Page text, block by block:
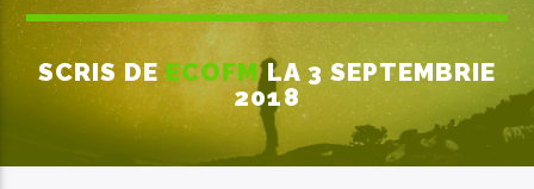
SCRIS DEECOFMLA 3 SEPTEMBRIE
2018